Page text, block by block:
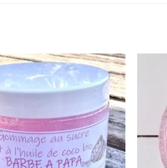
Ajouter
à la
wishlist